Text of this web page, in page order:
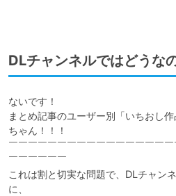
DLチャンネルではどうな
ないです！
まとめ記事のユーザー別「いちおし
ちゃん！！！
￣￣￣￣￣￣￣￣￣￣￣￣￣￣￣￣
￣￣￣￣￣￣
これは割と切実な問題で、DLチャン
に、